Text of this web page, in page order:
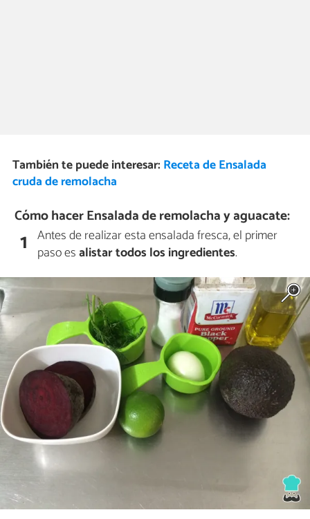
También te puede interesar: Receta de Ensalada
cruda de remolacha
Cómo hacer Ensalada de remolacha y aguacate:
1 Antes de realizar esta ensalada fresca, el primer
paso esalistar todos los ingredientes.